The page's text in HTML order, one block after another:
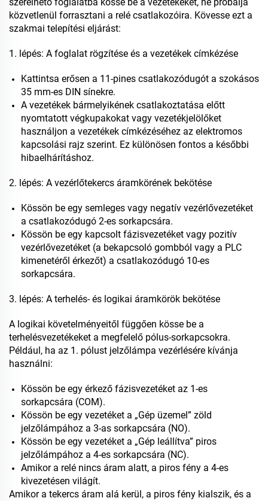
szerelhető foglalatba kösse be a vezetékeket, ne próbálja
közvetlenül forrasztani a relé csatlakozóira. Kövesse ezt a
szakmai telepítési eljárást:
1. lépés: A foglalat rögzítése és a vezetékek címkézése
Kattintsa erősen a 11-pines csatlakozódugót a szokásos
35 mm-es DIN sínekre.
A vezetékek bármelyikének csatlakoztatása előtt
nyomtatott végkupakokat vagy vezetékjelölőket
használjon a vezetékek címkézéséhez az elektromos
kapcsolási rajz szerint. Ez különösen fontos a későbbi
hibaelhárításhoz.
2. lépés: A vezérlőtekercs áramkörének bekötése
Kössön be egy semleges vagy negatív vezérlővezetéket
a csatlakozódugó 2-es sorkapcsára.
Kössön be egy kapcsolt fázisvezetéket vagy pozitív
vezérlővezetéket (a bekapcsoló gombból vagy a PLC
kimenetéről érkezőt) a csatlakozódugó 10-es
sorkapcsára.
3. lépés: A terhelés- és logikai áramkörök bekötése
A logikai követelményeitől függően kösse be a
terhelésvezetékeket a megfelelő pólus-sorkapcsokra.
Például, ha az 1. pólust jelzőlámpa vezérlésére kívánja
használni:
Kössön be egy érkező fázisvezetéket az 1-es
sorkapcsára (COM).
Kössön be egy vezetéket a „Gép üzemel” zöld
jelzőlámpához a 3-as sorkapcsára (NO).
Kössön be egy vezetéket a „Gép leállítva” piros
jelzőlámpához a 4-es sorkapcsára (NC).
Amikor a relé nincs áram alatt, a piros fény a 4-es
kivezetésen világít.
Amikor a tekercs áram alá kerül, a piros fény kialszik, és a